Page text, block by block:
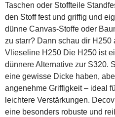
Taschen oder Stoffteile
den Stoff fest und griffig und
dünne Canvas-Stoffe oder
zu starr? Dann schau dir H250
Vlieseline H250 Die H250 ist
dünnere Alternative zur S320.
eine gewisse Dicke haben,
angenehme Griffigkeit – ideal
leichtere Verstärkungen.
eine besonders robuste und